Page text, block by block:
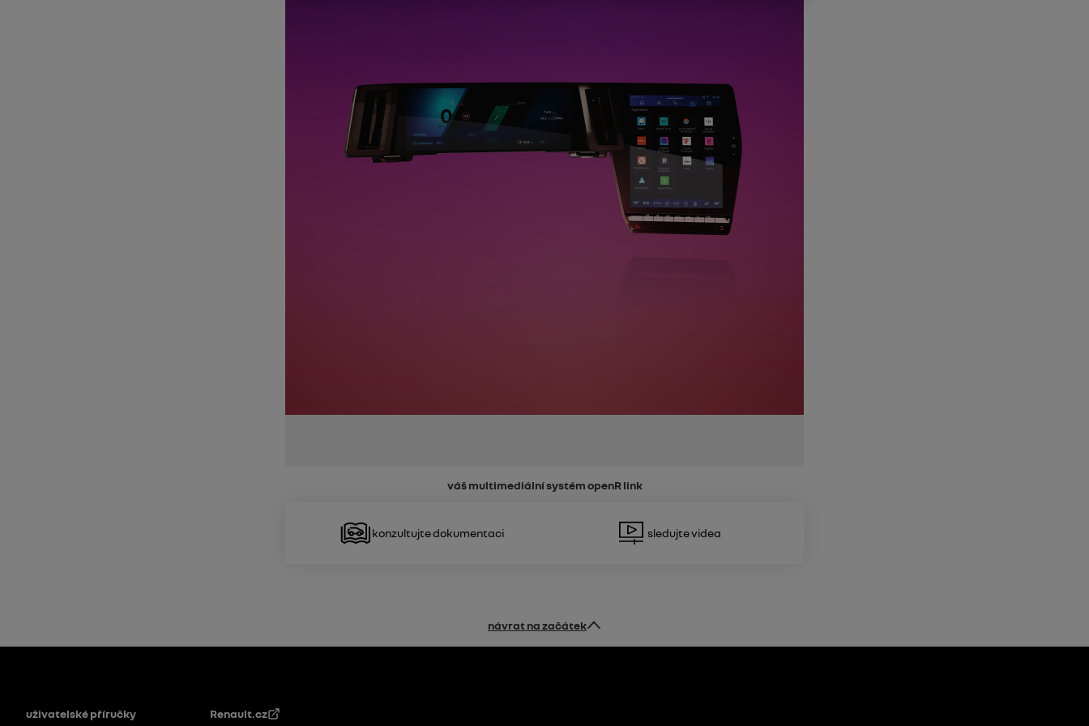
váš multimediální systémopenR link
Konzultujte dokumentaci Sledujte videa
návrat na začátek
Patička
uživatelské příručky Renault.cz